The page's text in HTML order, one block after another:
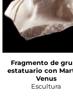
Fragmento de
estatuario con
Venus
Escultura